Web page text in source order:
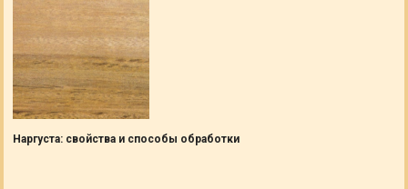
Наргуста: свойства и способы обработки